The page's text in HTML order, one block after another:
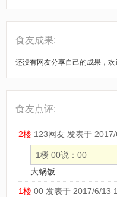
食友成果:
还没有网友分享自己的成果，欢
食友点评:
2楼 123网友 发表于
1楼 00说：00
大锅饭
1楼 00 发表于 2017/6/13